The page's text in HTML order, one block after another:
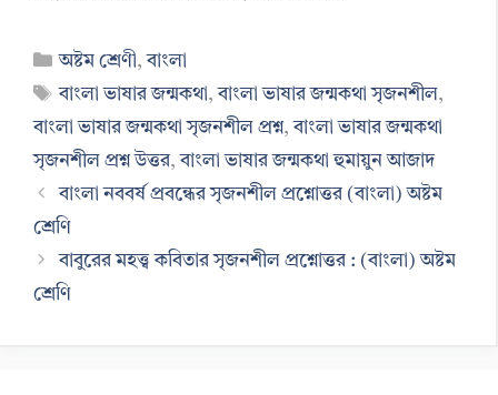
Categories
অষ্টম শ্রেণী,বাংলা
Tags
বাংলা ভাষার জন্মকথা,বাংলা ভাষার জন্মকথা সৃজনশীল,
বাংলা ভাষার জন্মকথা সৃজনশীল প্রশ্ন,বাংলা ভাষার জন্মকথা
সৃজনশীল প্রশ্ন উত্তর,বাংলা ভাষার জন্মকথা হুমায়ুন আজাদ
বাংলা নববর্ষ প্রবন্ধের সৃজনশীল প্রশ্নোত্তর (বাংলা) অষ্টম
শ্রেণি
বাবুরের মহত্ত্ব কবিতার সৃজনশীল প্রশ্নোত্তর : (বাংলা) অষ্টম
শ্রেণি